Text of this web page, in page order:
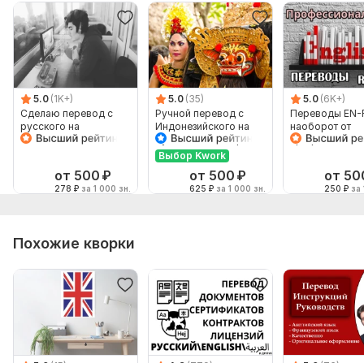
5.0 (1K+)
Сделаю перевод с
русского на
английский и
от 500 ₽
278 ₽ за 1 000 зн.
5.0 (35)
Ручной перевод с
Индонезийского на
Русский и наоборот
Выбор Kwork
от 500 ₽
625 ₽ за 1 000 зн.
5.0 (6K+)
Переводы EN-
наоборот от
от
250 ₽ за
Похожие кворки